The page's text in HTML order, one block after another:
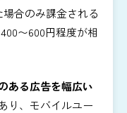
合のみ課金される
〜600円程度が相
ある広告を幅広い
り、モバイルユー